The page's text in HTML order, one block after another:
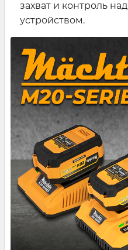
захват и контроль над
устройством.